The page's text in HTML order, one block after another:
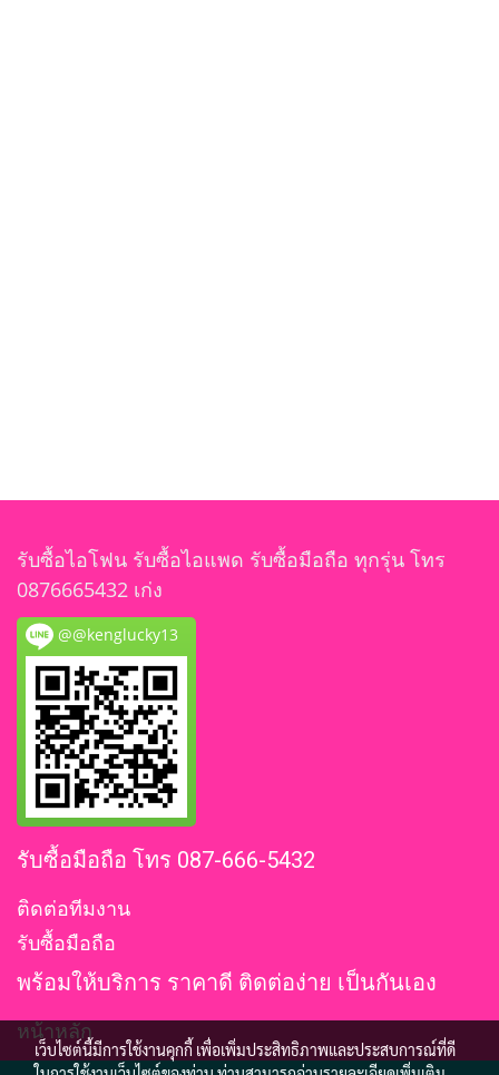
รับซื้อไอโฟน รับซื้อไอแพด รับซื้อมือถือ ทุกรุ่น โทร
0876665432 เก่ง
@@kenglucky13
รับซื้อมือถือ โทร 087-666-5432
ติดต่อทีมงาน
รับซื้อมือถือ
พร้อมให้บริการ ราคาดี ติดต่อง่าย เป็นกันเอง
หน้าหลัก
เว็บไซต์นี้มีการใช้งานคุกกี้ เพื่อเพิ่มประสิทธิภาพและประสบการณ์ที่ดี